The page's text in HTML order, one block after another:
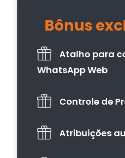
Bônus
Atalho para
WhatsApp Web
Controle de
Atribuições